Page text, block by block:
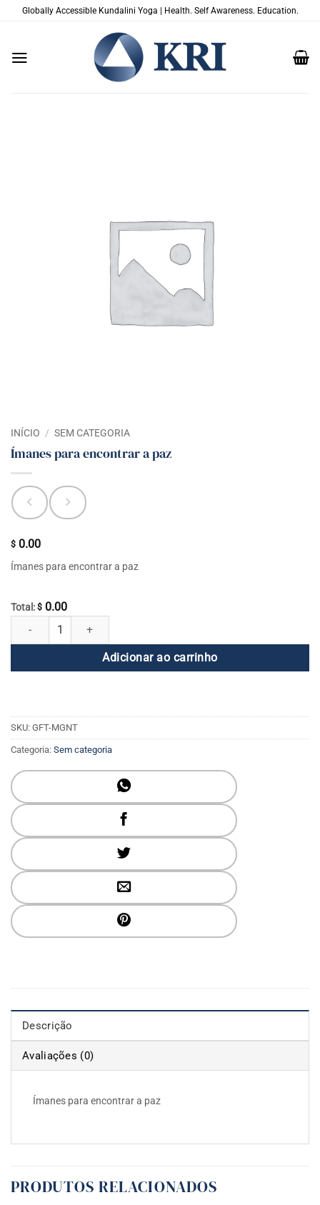
Globally Accessible Kundalini Yoga | Health. Self Awareness. Education.
INÍCIO / SEM CATEGORIA
Ímanes para encontrar a paz
$ 0.00
Ímanes para encontrar a paz
Total: $ 0.00
Ímanes para encontrar a paz quantidade
Adicionar ao carrinho
SKU: GFT-MGNT
Categoria: Sem categoria
Descrição
Avaliações (0)
Ímanes para encontrar a paz
PRODUTOS RELACIONADOS